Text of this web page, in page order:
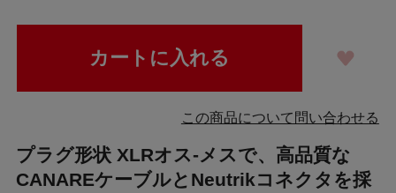
この商品について問い合わせる
プラグ形状 XLRオス-メスで、高品質な
CANAREケーブルとNeutrikコネクタを採